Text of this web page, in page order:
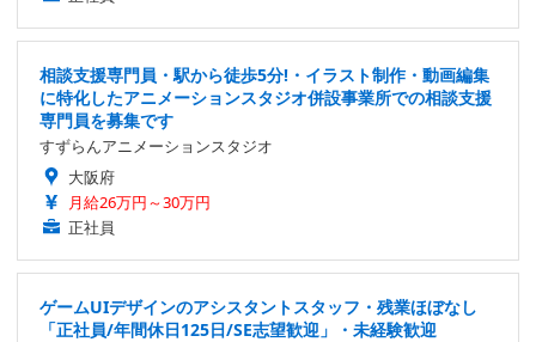
相談支援専門員・駅から徒歩5分!・イラスト制作・動画編集
に特化したアニメーションスタジオ併設事業所での相談支援
専門員を募集です
すずらんアニメーションスタジオ
大阪府
月給26万円～30万円
正社員
ゲームUIデザインのアシスタントスタッフ・残業ほぼなし
「正社員/年間休日125日/SE志望歓迎」・未経験歓迎